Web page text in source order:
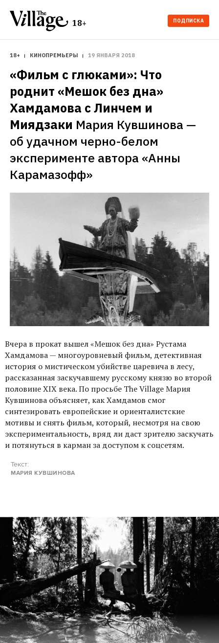
18+ ПОДПИСКА
18+ КИНОПРЕМЬЕРЫ 19 ЯНВАРЯ 2018
«Фильм с глюками»: Что
роднит «Мешок без дна»
Хамдамова с Линчем и
Миядзаки Мария Кувшинова —
об удачном черно-белом
эксперименте автора «Анны
Карамазофф»
Вчера в прокат вышел «Мешок без дна» Рустама
Хамдамова — многоуровневый фильм, детективная
история о мистическом убийстве царевича в лесу,
рассказанная заскучавшему русскому князю во второй
половине XIX века. По просьбе The Village Мария
Кувшинова объясняет, как Хамдамов смог
синтезировать европейские и ориенталистские
мотивы и снять фильм, который, несмотря на свою
экспериментальность, вряд ли даст зрителю заскучать
и потянуться в карман за доступом к соцсетям.
Текст:
МАРИЯ КУВШИНОВА